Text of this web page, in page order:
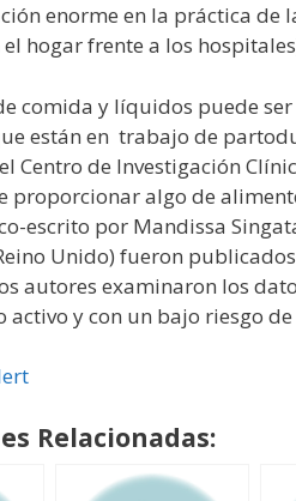
enorme en la práctica
hogar frente a los
comida y líquidos puede
están en trabajo de
Centro de Investigación
proporcionar algo de
escrito por Mandissa
Unido) fueron
autores examinaron los
y con un bajo riesgo
Relacionadas: